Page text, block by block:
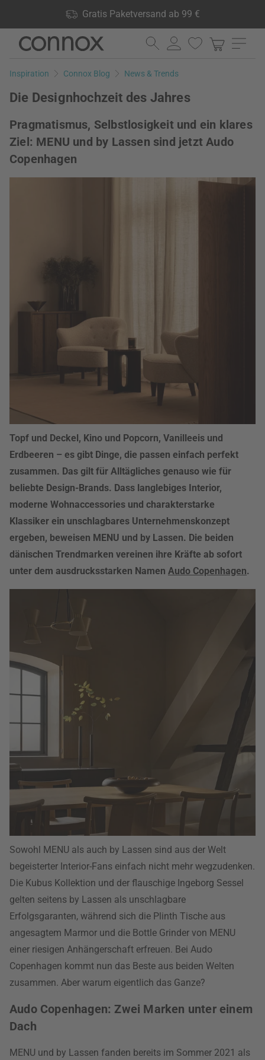
Gratis Paketversand ab 99 €
lagernd, 60 Tage Rückgaberecht
Direkt
Seiteninhalt
Direkt
Suchfeld
Inspiration Connox Blog News & Trends
Die Designhochzeit des Jahres
Pragmatismus, Selbstlosigkeit und ein klares
Ziel: MENU und by Lassen sind jetzt Audo
Copenhagen
Topf und Deckel, Kino und Popcorn, Vanilleeis und
Erdbeeren – es gibt Dinge, die passen einfach perfekt
zusammen. Das gilt für Alltägliches genauso wie für
beliebte Design-Brands. Dass langlebiges Interior,
moderne Wohnaccessories und charakterstarke
Klassiker ein unschlagbares Unternehmenskonzept
ergeben, beweisen MENU und by Lassen. Die beiden
dänischen Trendmarken vereinen ihre Kräfte ab sofort
unter dem ausdrucksstarken Namen Audo Copenhagen.
Sowohl MENU als auch by Lassen sind aus der Welt
begeisterter Interior-Fans einfach nicht mehr wegzudenken.
Die Kubus Kollektion und der flauschige Ingeborg Sessel
gelten seitens by Lassen als unschlagbare
Erfolgsgaranten, während sich die Plinth Tische aus
angesagtem Marmor und die Bottle Grinder von MENU
einer riesigen Anhängerschaft erfreuen. Bei Audo
Copenhagen kommt nun das Beste aus beiden Welten
zusammen. Aber warum eigentlich das Ganze?
Audo Copenhagen: Zwei Marken unter einem
Dach
MENU und by Lassen fanden bereits im Sommer 2021 als